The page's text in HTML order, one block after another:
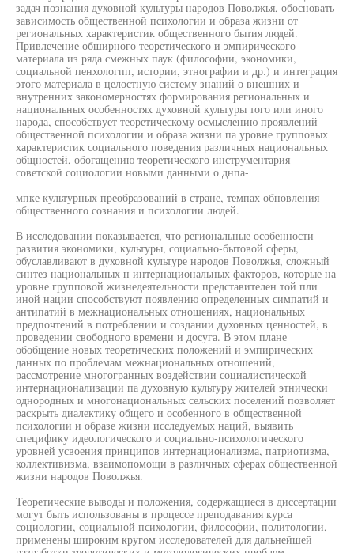
задач познания духовной культуры народов Поволжья, обосновать
зависимость общественной психологии и образа жизни от
региональных характеристик общественного бытия людей.
Привлечение обширного теоретического и эмпирического
материала из ряда смежных паук (философии, экономики,
социальной пенхологпп, истории, этнографии и др.) и интеграция
этого материала в целостную систему знаний о внешних и
внутренних закономерностях формирования региональных и
национальных особенностях духовной культуры того или иного
народа, способствует теоретическому осмыслению проявлений
общественной психологии и образа жизни па уровне групповых
характеристик социального поведения различных национальных
общностей, обогащению теоретического инструментария
советской социологии новыми данными о днпа-
мпке культурных преобразований в стране, темпах обновления
общественного сознания и психологии людей.
В исследовании показывается, что региональные особенности
развития экономики, культуры, социально-бытовой сферы,
обуславливают в духовной культуре народов Поволжья, сложный
синтез национальных н интернациональных факторов, которые на
уровне групповой жизнедеятельности представителен той пли
иной нации способствуют появлению определенных симпатий и
антипатий в межнациональных отношениях, национальных
предпочтений в потреблении и создании духовных ценностей, в
проведении свободного времени и досуга. В этом плане
обобщение новых теоретических положений и эмпирических
данных по проблемам межнациональных отношений,
рассмотрение многогранных воздействии социалистической
интернационализации па духовную культуру жителей этнически
однородных и многонациональных сельских поселений позволяет
раскрыть диалектику общего и особенного в общественной
психологии и образе жизни исследуемых наций, выявить
специфику идеологического и социально-психологического
уровней усвоения принципов интернационализма, патриотизма,
коллективизма, взаимопомощи в различных сферах общественной
жизни народов Поволжья.
Теоретические выводы и положения, содержащиеся в диссертации
могут быть использованы в процессе преподавания курса
социологии, социальной психологии, философии, политологии,
применены широким кругом исследователей для дальнейшей